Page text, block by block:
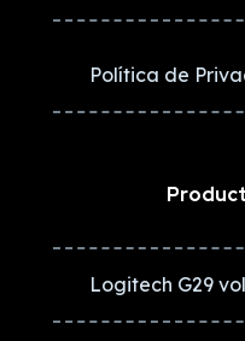
Política de
Logitech G29